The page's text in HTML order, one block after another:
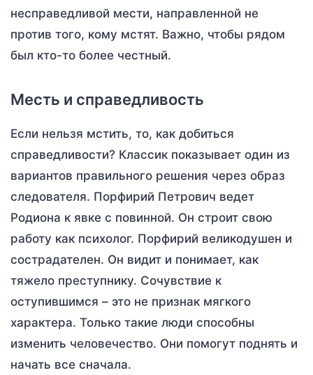
несправедливой мести, направленной не
против того, кому мстят. Важно, чтобы рядом
был кто-то более честный.
Месть и справедливость
Если нельзя мстить, то, как добиться
справедливости? Классик показывает один из
вариантов правильного решения через образ
следователя. Порфирий Петрович ведет
Родиона к явке с повинной. Он строит свою
работу как психолог. Порфирий великодушен и
сострадателен. Он видит и понимает, как
тяжело преступнику. Сочувствие к
оступившимся – это не признак мягкого
характера. Только такие люди способны
изменить человечество. Они помогут поднять и
начать все сначала.